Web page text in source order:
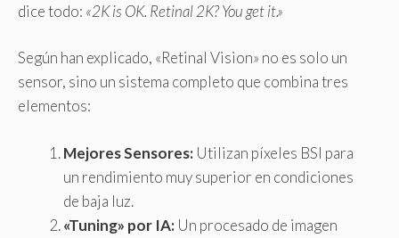
dice todo: «2K is OK. Retinal 2K? You get it.»
Según han explicado, «Retinal Vision» no es solo un
sensor, sino un sistema completo que combina tres
elementos:
Mejores Sensores: Utilizan píxeles BSI para
un rendimiento muy superior en condiciones
de baja luz.
«Tuning» por IA: Un procesado de imagen